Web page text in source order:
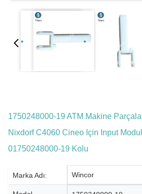
1750248000-19 ATM Makine
Nixdorf C4060 Cineo Için Input
01750248000-19 Kolu
Marka Adı: Wincor